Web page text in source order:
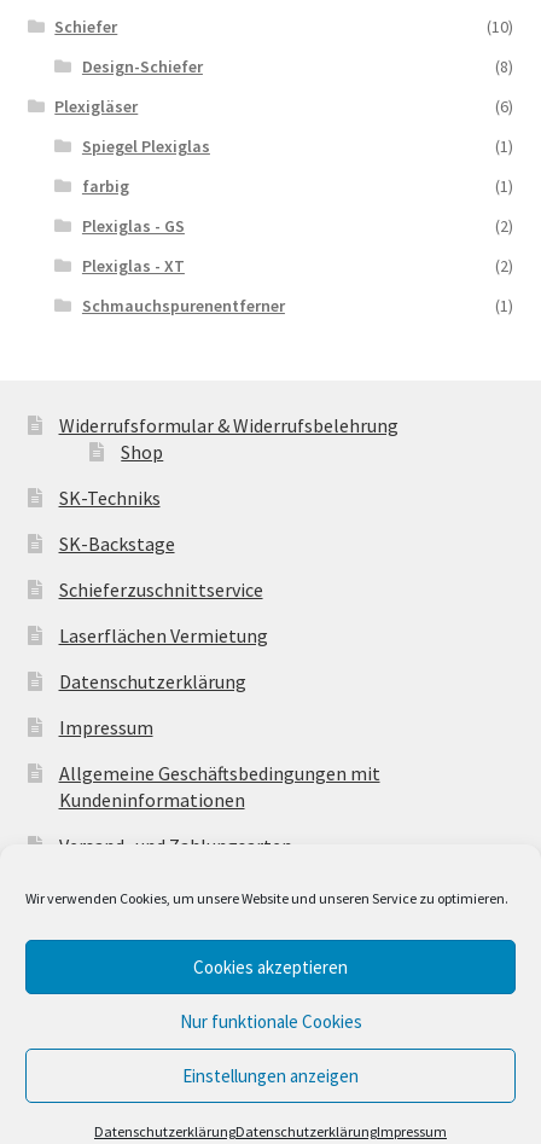
Wir verwenden Cookies, um unsere Website und unseren Service zu optimieren.
Cookies akzeptieren
Nur funktionale Cookies
Einstellungen anzeigen
DatenschutzerklärungDatenschutzerklärungImpressum
Schiefer
(10)
Design-Schiefer
(8)
Plexigläser
(6)
Spiegel Plexiglas
(1)
farbig
(1)
Plexiglas - GS
(2)
Plexiglas - XT
(2)
Schmauchspurenentferner
(1)
Widerrufsformular & Widerrufsbelehrung
Shop
SK-Techniks
SK-Backstage
Schieferzuschnittservice
Laserflächen Vermietung
Datenschutzerklärung
Impressum
Allgemeine Geschäftsbedingungen mit
Kundeninformationen
Versand- und Zahlungsarten
© SK-Techniks 2026
Datenschutzerklärung
Erstellt mit WooCommerce